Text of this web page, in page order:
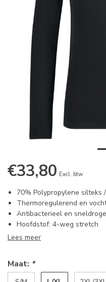
€33,80 Excl. btw
70% Polypropylene silteks
Thermoregulerend en
Antibacterieel en
Hoofdstof: 4-weg stretch
Lees meer
Maat: *